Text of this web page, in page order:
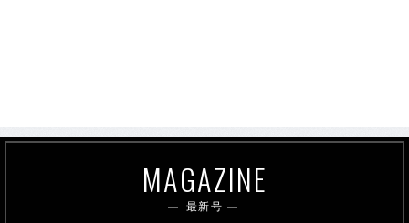
MAGAZINE
最新号